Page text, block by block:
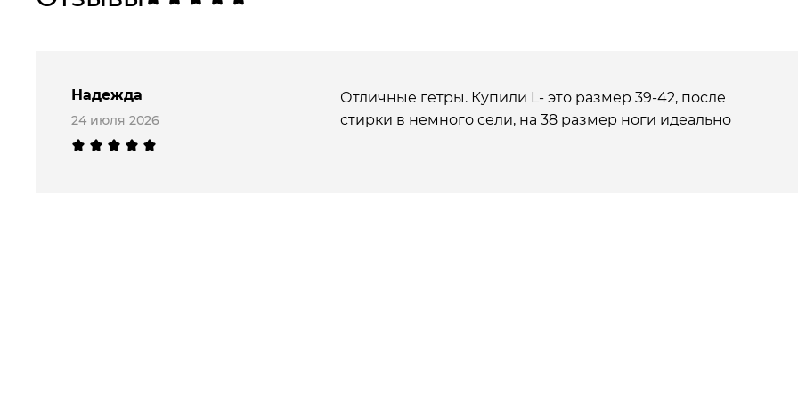
Надежда
24 июля 2026
Отличные гетры. Купили L- это размер 39-42, после
стирки в немного сели, на 38 размер ноги идеально